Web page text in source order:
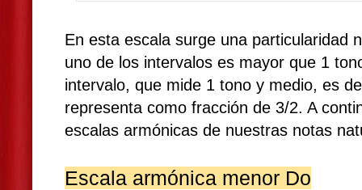
En esta escala surge una particularidad
uno de los intervalos es mayor que 1
intervalo, que mide 1 tono y medio, es
representa como fracción de 3/2. A
escalas armónicas de nuestras notas
Escala armónica menor Do